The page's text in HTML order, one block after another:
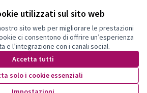
utilizzati sul sito web
sito web per migliorare le prestazioni
ci consentono di offrire un’esperienza
e l’integrazione con i canali social.
Accetta tutti
solo i cookie essenziali
Licenza